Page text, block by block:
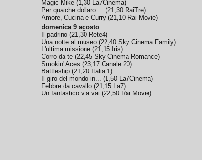
Magic Mike (1,30 La7Cinema)
Per qualche dollaro ... (21,30 RaiTre)
Amore, Cucina e Curry (21,10 Rai Movie)
domenica 9 agosto
Il padrino (21,30 Rete4)
Una notte al museo (22,40 Sky Cinema Family)
L'ultima missione (21,15 Iris)
Corro da te (22,45 Sky Cinema Romance)
Smokin' Aces (23,17 Canale 20)
Battleship (21,20 Italia 1)
Il giro del mondo in... (1,50 La7Cinema)
Febbre da cavallo (21,15 La7)
Un fantastico via vai (22,50 Rai Movie)